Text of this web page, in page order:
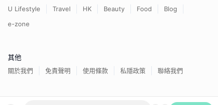
U Lifestyle Travel HK Beauty Food
Blog
e-zone
其他
關於我們 免責聲明 使用條款 私隱政策 聯絡我們